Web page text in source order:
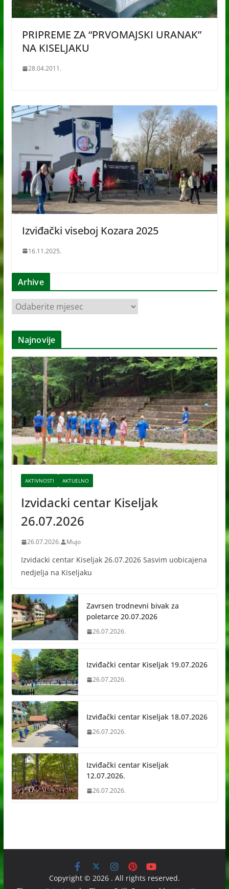
PRIPREME ZA “PRVOMAJSKI URANAK”
NA KISELJAKU
28.04.2011.
Izviđački viseboj Kozara 2025
16.11.2025.
Arhive
r
h
v
e
Najnovije
AKTIVNOSTI AKTUELNO
Izvidacki centar Kiseljak
26.07.2026
26.07.2026. Mujo
Izvidacki centar Kiseljak 26.07.2026 Sasvim uobicajena
nedjelja na Kiseljaku
Zavrsen trodnevni bivak za
poletarce 20.07.2026
26.07.2026.
Izviđački centar Kiseljak 19.07.2026
26.07.2026.
Izviđački centar Kiseljak 18.07.2026
26.07.2026.
Izviđački centar Kiseljak
12.07.2026.
26.07.2026.
Copyright © 2026 . All rights reserved.